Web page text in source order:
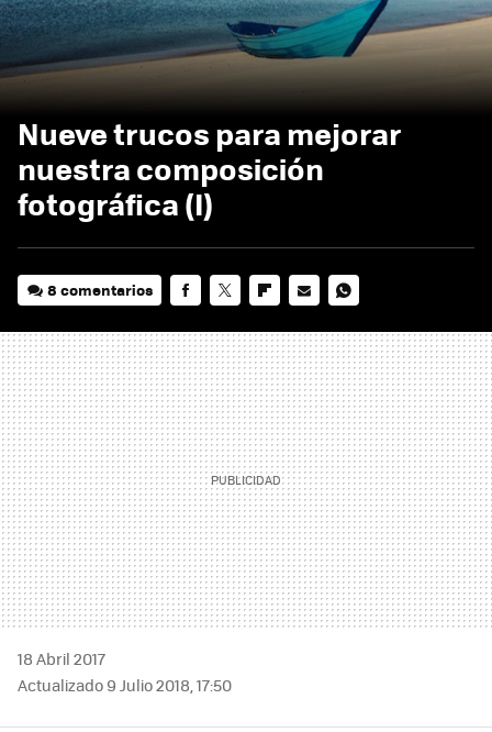
Nueve trucos para mejorar
nuestra composición
fotográfica (I)
8 comentarios
MAIL
18 Abril 2017
Actualizado 9 Julio 2018, 17:50